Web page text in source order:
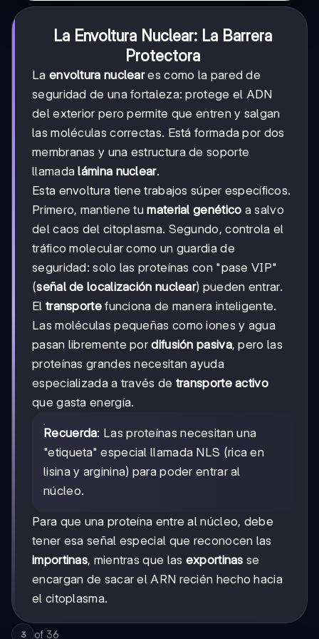
La Envoltura Nuclear: La Barrera
Protectora
La envoltura nucleares como la pared de
seguridad de una fortaleza: protege el ADN
del exterior pero permite que entren y salgan
las moléculas correctas. Está formada por dos
membranas y una estructura de soporte
llamadalámina nuclear.
Esta envoltura tiene trabajos súper específicos.
Primero, mantiene tumaterial genético a salvo
del caos del citoplasma. Segundo, controla el
tráfico molecular como un guardia de
seguridad: solo las proteínas con "pase VIP"
(señal de localización nuclear) pueden entrar.
El transportefunciona de manera inteligente.
Las moléculas pequeñas como iones y agua
pasan libremente pordifusión pasiva, pero las
proteínas grandes necesitan ayuda
especializada a través de transporte activo
que gasta energía.
Recuerda: Las proteínas necesitan una
"etiqueta" especial llamada NLS (rica en
lisina y arginina) para poder entrar al
núcleo.
Para que una proteína entre al núcleo, debe
tener esa señal especial que reconocen las
importinas, mientras que las exportinas se
encargan de sacar el ARN recién hecho hacia
el citoplasma.
3 of 36